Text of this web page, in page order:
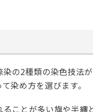
の2種類の染色技法が
染め方を選びます。
ことが多い旗や半纏